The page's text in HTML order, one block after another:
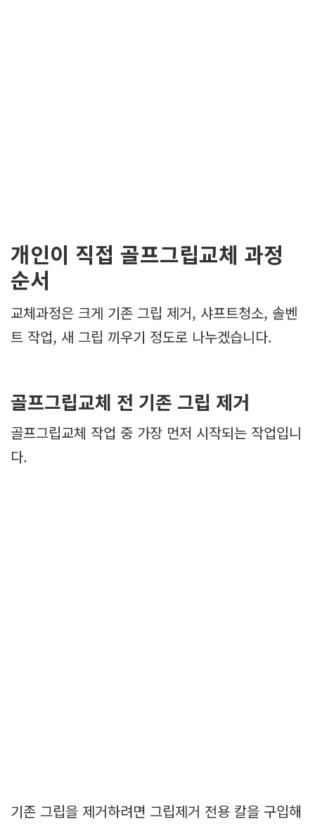
개인이 직접 골프그립교체 과정
순서
교체과정은 크게 기존 그립 제거, 샤프트청소, 솔벤
트 작업, 새 그립 끼우기 정도로 나누겠습니다.
골프그립교체 전 기존 그립 제거
골프그립교체 작업 중 가장 먼저 시작되는 작업입니
다.
기존 그립을 제거하려면 그립제거 전용 칼을 구입해